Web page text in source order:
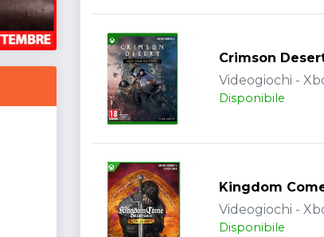
Crimson
Videogiochi -
Disponibile
Kingdom
Videogiochi -
Disponibile